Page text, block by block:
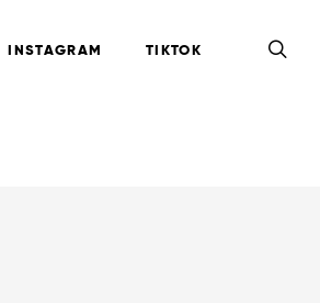
INSTAGRAM TIKTOK